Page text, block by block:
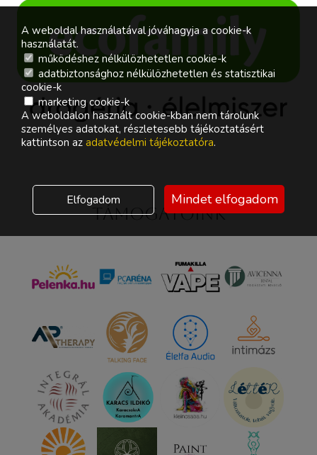
Támogatóink
A weboldal használatával jóváhagyja a cookie-k
használatát.
működéshez nélkülözhetetlen cookie-k
adatbiztonsághoz nélkülözhetetlen és statisztikai
cookie-k
marketing cookie-k
A weboldalon használt cookie-kban nem tárolunk
személyes adatokat, részletesebb tájékoztatásért
kattintson az adatvédelmi tájékoztatóra.
Elfogadom Mindet elfogadom